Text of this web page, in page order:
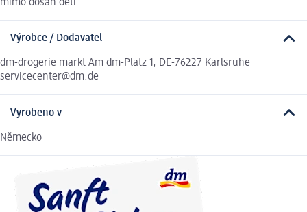
mimo dosah dětí.
Výrobce / Dodavatel
dm-drogerie markt Am dm-Platz 1, DE-76227 Karlsruhe
servicecenter@dm.de
Vyrobeno v
Německo